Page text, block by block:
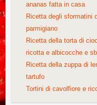
ananas fatta in casa
Ricetta degli sformatini
parmigiano
Ricetta della torta di
ricotta e albicocche e
Ricetta della zuppa di
tartufo
Tortini di cavolfiore e